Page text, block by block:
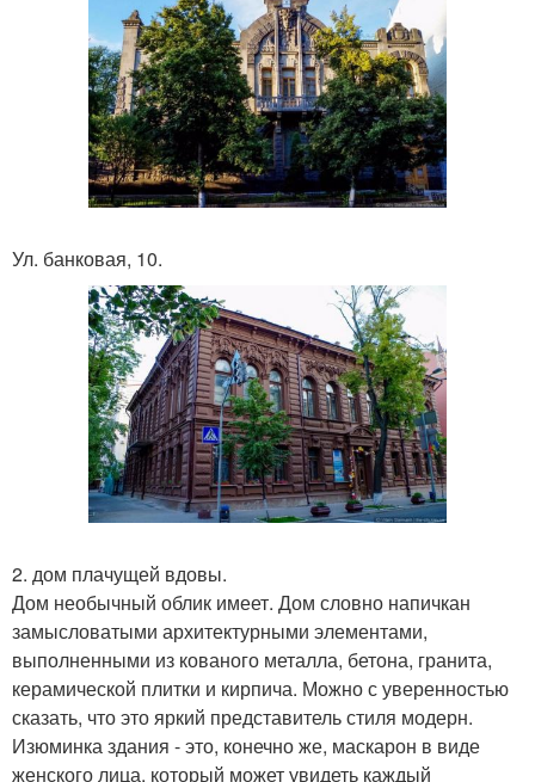
Ул. банковая, 10.
2. дом плачущей вдовы.
Дом необычный облик имеет. Дом словно напичкан
замысловатыми архитектурными элементами,
выполненными из кованого металла, бетона, гранита,
керамической плитки и кирпича. Можно с уверенностью
сказать, что это яркий представитель стиля модерн.
Изюминка здания - это, конечно же, маскарон в виде
женского лица, который может увидеть каждый